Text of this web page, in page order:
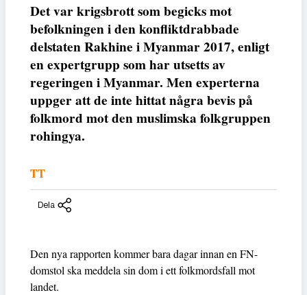
Det var krigsbrott som begicks mot
befolkningen i den konfliktdrabbade
delstaten Rakhine i Myanmar 2017, enligt
en expertgrupp som har utsetts av
regeringen i Myanmar. Men experterna
uppger att de inte hittat några bevis på
folkmord mot den muslimska folkgruppen
rohingya.
TT
Dela
Den nya rapporten kommer bara dagar innan en FN-
domstol ska meddela sin dom i ett folkmordsfall mot
landet.